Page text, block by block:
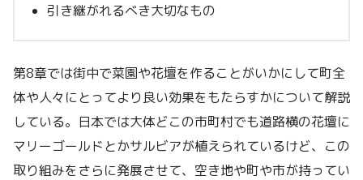
引き継がれるべき大切なもの
第8章では街中で菜園や花壇を作ることがいかにして町全
体や人々にとってより良い効果をもたらすかについて解説
している。日本では大体どこの市町村でも道路横の花壇に
マリーゴールドとかサルビアが植えられているけど、この
取り組みをさらに発展させて、空き地や町や市が持ってい